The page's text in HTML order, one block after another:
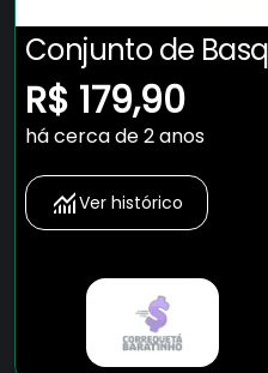
Conjunto de
com Camiseta
- Masculina
R$ 179,90
há cerca de 2 anos
Ver histórico